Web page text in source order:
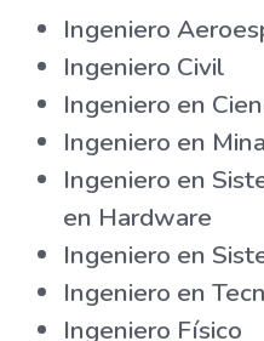
Ingeniero
Ingeniero Civil
Ingeniero en
Ingeniero en
Ingeniero en
en Hardware
Ingeniero en
Ingeniero en
Ingeniero Físico